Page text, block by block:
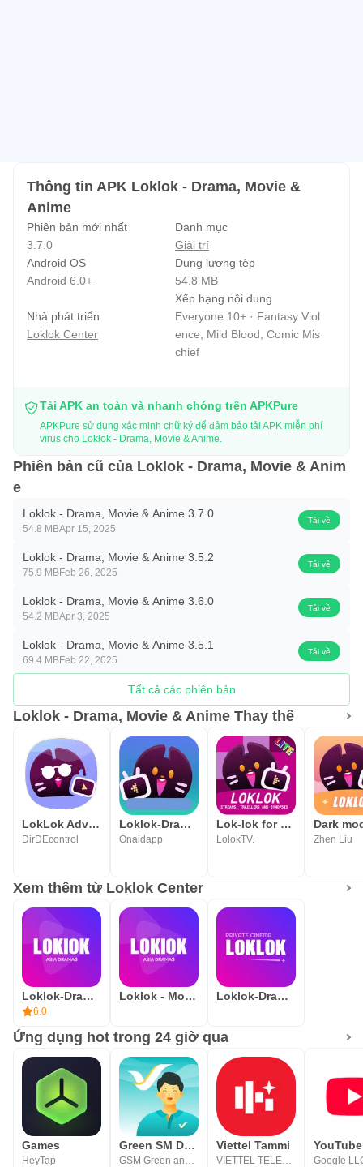
Thông tin APK Loklok - Drama, Movie &
Anime
Phiên bản mới nhất
3.7.0
Danh mục
Giải trí
Android OS
Android 6.0+
Dung lượng tệp
54.8 MB
Nhà phát triển
Loklok Center
Xếp hạng nội dung
Everyone 10+ · Fantasy Viol
ence, Mild Blood, Comic Mis
chief
Tải APK an toàn và nhanh chóng trên APKPure
APKPure sử dụng xác minh chữ ký để đảm bảo tải APK miễn phí
virus cho Loklok - Drama, Movie & Anime.
Phiên bản cũ của Loklok - Drama, Movie & Anim
e
Loklok - Drama, Movie & Anime 3.7.0
54.8 MBApr 15, 2025
Tải về
Loklok - Drama, Movie & Anime 3.5.2
75.9 MBFeb 26, 2025
Tải về
Loklok - Drama, Movie & Anime 3.6.0
54.2 MBApr 3, 2025
Tải về
Loklok - Drama, Movie & Anime 3.5.1
69.4 MBFeb 22, 2025
Tải về
Tất cả các phiên bản
Loklok - Drama, Movie & Anime Thay thế
LokLok Advice for asian dramas
DirDEcontrol
Loklok-Dramas&Movies
Onaidapp
Lok-lok for Movie Synopsis
LolokTV. Zhen Liu
Xem thêm từ Loklok Center
Loklok-Dramas&Movies&Chat
6.0
Loklok - Movies&TV series Loklok-Dramas&Movies
Ứng dụng hot trong 24 giờ qua
Games
HeyTap
Green SM Driver
GSM Green and Smart Mobility JSC
Viettel Tammi
VIETTEL TELECOM
YouTube
Google